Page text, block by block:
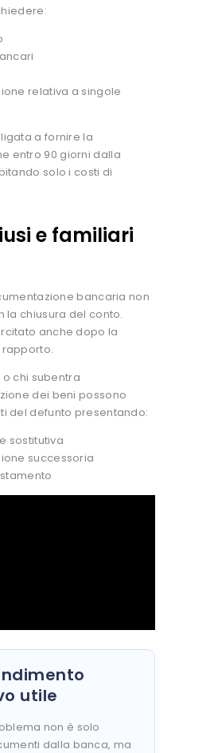
relativa a singole
a fornire la
entro 90 giorni dalla
solo i costi di
e familiari
bancaria non
la chiusura del conto.
anche dopo la
chi subentra
dei beni possono
del defunto presentando:
sostitutiva
successoria
utile
non è solo
dalla banca, ma